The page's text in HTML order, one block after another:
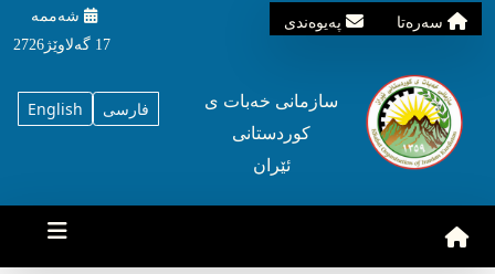
سه‌ره‌تا په‌یوه‌ندی
شه‌ممه‌
17 گه‌لاوێژ2726
English فارسی
سازمانی خه‌بات ی
کوردستانی
ئێران